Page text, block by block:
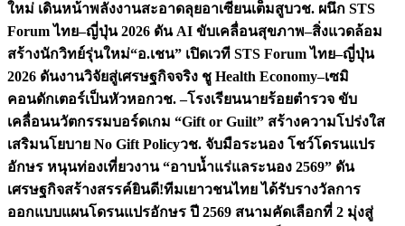
ใหม่ เดินหน้าพลังงานสะอาดลุยอาเซียนเต็มสูบวช. ผนึก STS
Forum ไทย–ญี่ปุ่น 2026 ดัน AI ขับเคลื่อนสุขภาพ–สิ่งแวดล้อม
สร้างนักวิทย์รุ่นใหม่“อ.เชน” เปิดเวที STS Forum ไทย–ญี่ปุ่น
2026 ดันงานวิจัยสู่เศรษฐกิจจริง ชู Health Economy–เซมิ
คอนดักเตอร์เป็นหัวหอกวช. –โรงเรียนนายร้อยตำรวจ ขับ
เคลื่อนนวัตกรรมบอร์ดเกม “Gift or Guilt” สร้างความโปร่งใส
เสริมนโยบาย No Gift Policyวช. จับมือระนอง โชว์โดรนแปร
อักษร หนุนท่องเที่ยวงาน “อาบน้ำแร่แลระนอง 2569” ดัน
เศรษฐกิจสร้างสรรค์ยินดี!ทีมเยาวชนไทย ได้รับรางวัลการ
ออกแบบแผนโดรนแปรอักษร ปี 2569 สนามคัดเลือกที่ 2 มุ่งสู่